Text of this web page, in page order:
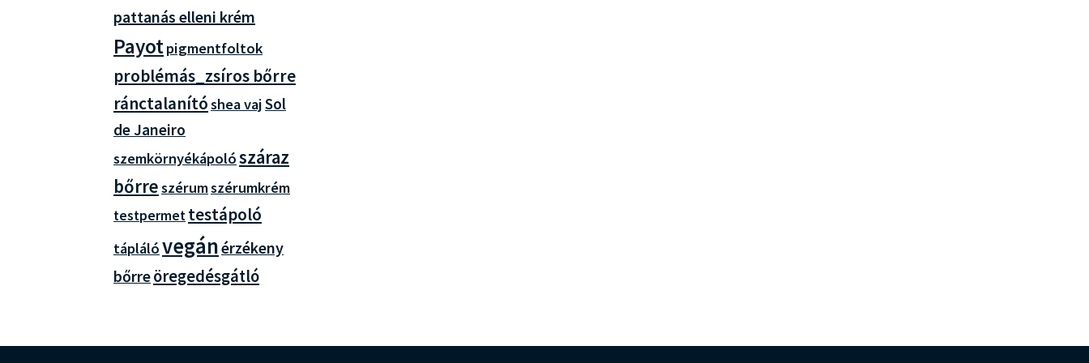
pattanás elleni krém
Payotpigmentfoltok
problémás_zsíros bőrre
ránctalanítóshea vajSol
de Janeiro
szemkörnyékápolószáraz
bőrreszérumszérumkrém
testpermettestápoló
táplálóvegánérzékeny
bőrreöregedésgátló